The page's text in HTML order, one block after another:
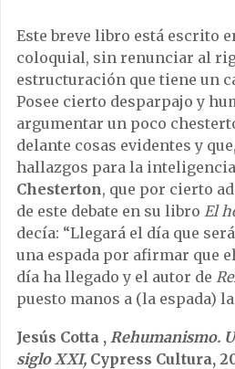
Este breve libro está escrito
coloquial, sin renunciar al
estructuración que tiene un
Posee cierto desparpajo y
argumentar un poco
delante cosas evidentes y
hallazgos para la
Chesterton, que por cierto
de este debate en su libro El
decía: “Llegará el día que
una espada por afirmar que
día ha llegado y el autor de
puesto manos a (la espada)
Jesús Cotta , Rehumanismo.
siglo XXI, Cypress Cultura,